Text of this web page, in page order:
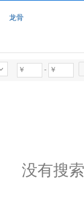
龙骨
-
没有搜